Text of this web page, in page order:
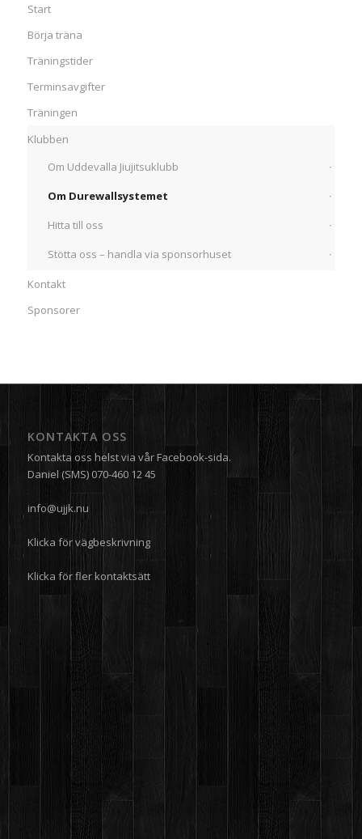
Start
Börja träna
Träningstider
Terminsavgifter
Träningen
Klubben
Om Uddevalla Jiujitsuklubb
Om Durewallsystemet
Hitta till oss
Stötta oss – handla via sponsorhuset
Kontakt
Sponsorer
KONTAKTA OSS
Kontakta oss helst via vårFacebook-sida.
Daniel (SMS) 070-460 12 45
info@ujjk.nu
Klicka för vägbeskrivning
Klicka för fler kontaktsätt